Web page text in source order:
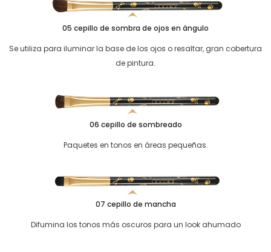
05 cepillo de sombra de ojos en ángulo
Se utiliza para iluminar la base de los ojos o resaltar, gran cobertura
de pintura.
06 cepillo de sombreado
Paquetes en tonos en áreas pequeñas.
07 cepillo de mancha
Difumina los tonos más oscuros para un look ahumado